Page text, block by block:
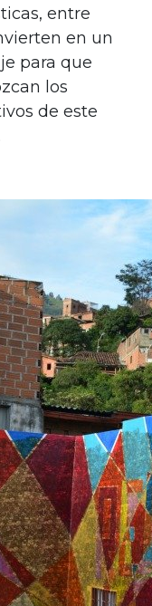
entre
en un
para que
los
de este